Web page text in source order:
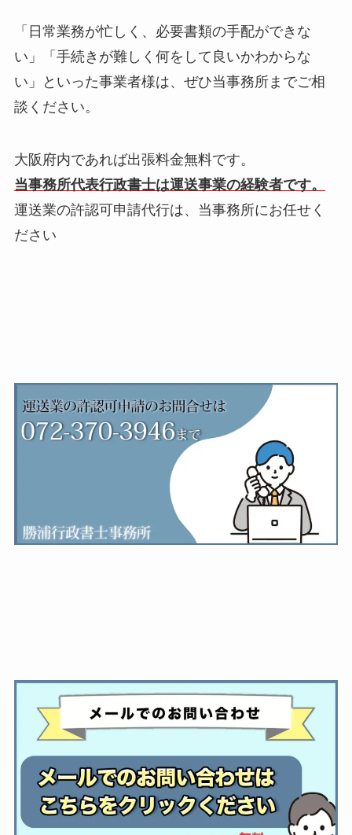
「日常業務が忙しく、必要書類の手配ができな
い」「手続きが難しく何をして良いかわからな
い」といった事業者様は、ぜひ当事務所までご相
談ください。
大阪府内であれば出張料金無料です。
当事務所代表行政書士は運送事業の経験者です。
運送業の許認可申請代行は、当事務所にお任せく
ださい